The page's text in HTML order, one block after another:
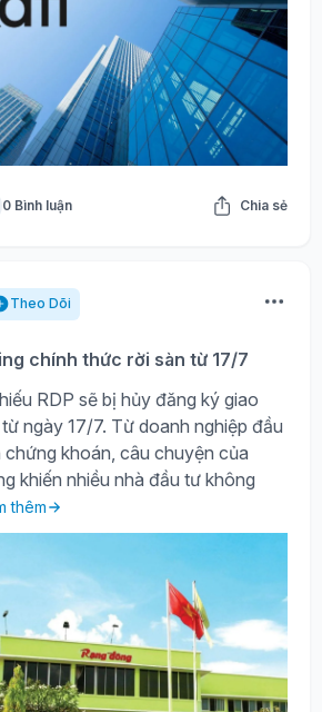
0 Bình luận Chia sẻ
Theo Dõi
chính thức rời sàn từ 17/7
RDP sẽ bị hủy đăng ký giao
ngày 17/7. Từ doanh nghiệp đầu
chứng khoán, câu chuyện của
khiến nhiều nhà đầu tư không
thêm